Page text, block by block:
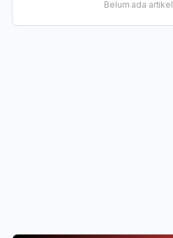
Belum ada artikel